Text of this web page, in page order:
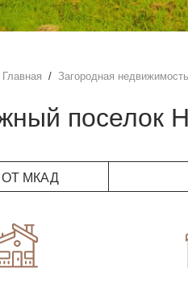
Главная Загородная недвижимость
поселок
ОТ МКАД